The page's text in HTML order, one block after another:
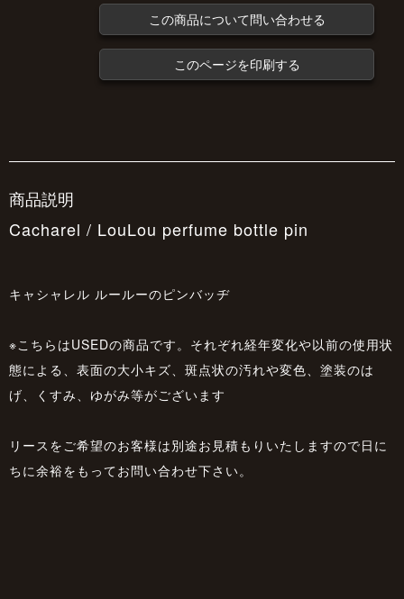
この商品について問い合わせる
このページを印刷する
商品説明
Cacharel / LouLou perfume bottle pin
キャシャレル ルールーのピンバッヂ
※こちらはUSEDの商品です。それぞれ経年変化や以前の使用状
態による、表面の大小キズ、斑点状の汚れや変色、塗装のは
げ、くすみ、ゆがみ等がございます
リースをご希望のお客様は別途お見積もりいたしますので日に
ちに余裕をもってお問い合わせ下さい。